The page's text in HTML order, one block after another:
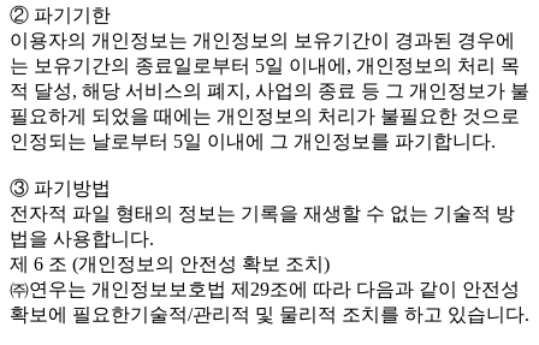
② 파기기한
이용자의 개인정보는 개인정보의 보유기간이 경과된 경우에
는 보유기간의 종료일로부터 5일 이내에, 개인정보의 처리 목
적 달성, 해당 서비스의 폐지, 사업의 종료 등 그 개인정보가 불
필요하게 되었을 때에는 개인정보의 처리가 불필요한 것으로
인정되는 날로부터 5일 이내에 그 개인정보를 파기합니다.
③ 파기방법
전자적 파일 형태의 정보는 기록을 재생할 수 없는 기술적 방
법을 사용합니다.
제 6 조 (개인정보의 안전성 확보 조치)
㈜연우는 개인정보보호법 제29조에 따라 다음과 같이 안전성
확보에 필요한기술적/관리적 및 물리적 조치를 하고 있습니다.